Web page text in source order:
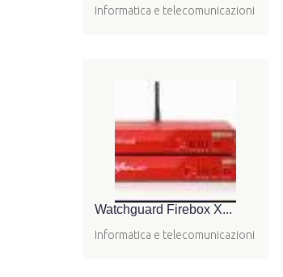
Informatica e telecomunicazioni
Watchguard Firebox X...
Informatica e telecomunicazioni